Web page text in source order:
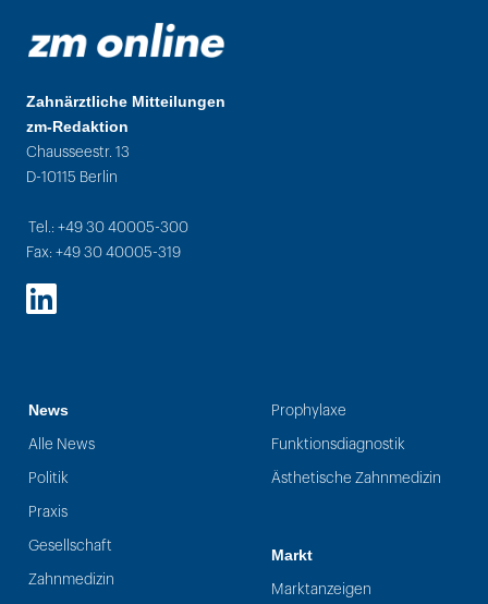
Zahnärztliche Mitteilungen
zm-Redaktion
Chausseestr. 13
D-10115 Berlin
Tel.: +49 30 40005-300
Fax: +49 30 40005-319
LinkedIn
News
Alle News
Politik
Praxis
Gesellschaft
Zahnmedizin
Prophylaxe
Funktionsdiagnostik
Ästhetische Zahnmedizin
Markt
Marktanzeigen